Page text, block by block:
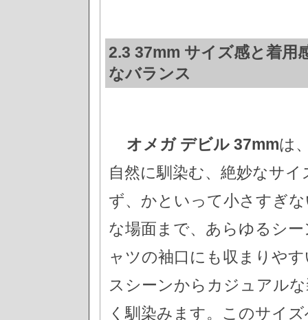
2.3 37mm サイズ感と着
なバランス
オメガ デビル 37mmは
自然に馴染む、絶妙なサ
ず、かといって小さすぎ
な場面まで、あらゆるシ
ャツの袖口にも収まりや
スシーンからカジュアル
く馴染みます。このサイ